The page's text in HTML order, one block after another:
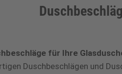
für Ihre
Duschbeschlägen und